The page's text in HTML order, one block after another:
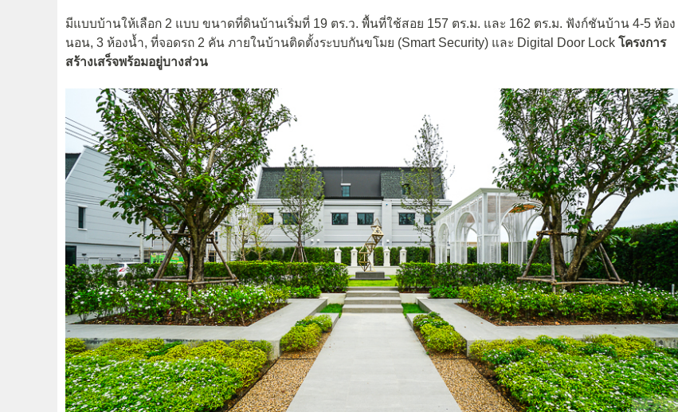
มีแบบบ้านให้เลือก 2 แบบ ขนาดที่ดินบ้านเริ่มที่ 19 ตร.ว. พื้นที่ใช้สอย 157 ตร.ม. และ 162 ตร.ม. ฟังก์ชันบ้าน 4-5 ห้อง
นอน, 3 ห้องน้ำ, ที่จอดรถ 2 คัน ภายในบ้านติดตั้งระบบกันขโมย (Smart Security) และ Digital Door Lock โครงการ
สร้างเสร็จพร้อมอยู่บางส่วน